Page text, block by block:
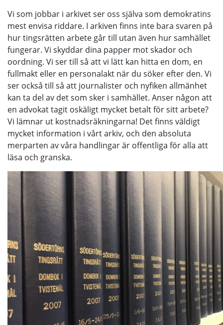
Vi som jobbar i arkivet ser oss själva som demokratins
mest envisa riddare. I arkiven finns inte bara svaren på
hur tingsrätten arbete går till utan även hur samhället
fungerar. Vi skyddar dina papper mot skador och
oordning. Vi ser till så att vi lätt kan hitta en dom, en
fullmakt eller en personalakt när du söker efter den. Vi
ser också till så att journalister och nyfiken allmänhet
kan ta del av det som sker i samhället. Anser någon att
en advokat tagit oskäligt mycket betalt för sitt arbete?
Vi lämnar ut kostnadsräkningarna! Det finns väldigt
mycket information i vårt arkiv, och den absoluta
merparten av våra handlingar är offentliga för alla att
läsa och granska.